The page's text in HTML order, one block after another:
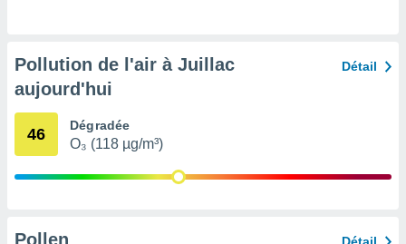
ou
de la
Pollution de l'air à Juillac
aujourd'hui
Détail
46 Dégradée
O₃ (118 µg/m³)
Pollen